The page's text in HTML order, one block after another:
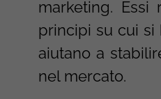
marketing. Essi
principi su cui si
aiutano a
nel mercato.